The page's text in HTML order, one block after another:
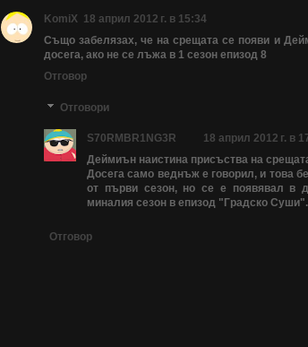
KomiX 18 април 2012 г. в 15:34
Също забелязах, че на срещата се появи и
досега, ако не се лъжа в 1 сезон епизод 8
Отговор
Отговори
S70RMBR1NG3R
18 април 2012 г. в
Деймиън наистина присъства на
Досега само веднъж е говорил, и това
от първи сезон, но се е появявал в
миналия сезон в епизод "Градско Суши".
Отговор